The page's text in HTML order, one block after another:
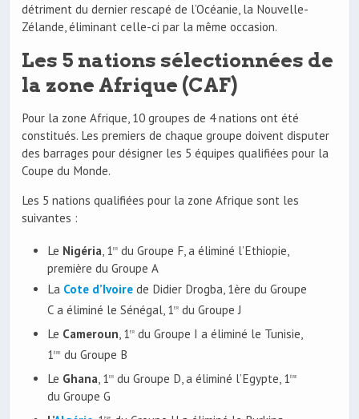
détriment du dernier rescapé de l’Océanie, la Nouvelle-
Zélande, éliminant celle-ci par la même occasion.
Les 5 nations sélectionnées de
la zone Afrique (CAF)
Pour la zone Afrique, 10 groupes de 4 nations ont été
constitués. Les premiers de chaque groupe doivent disputer
des barrages pour désigner les 5 équipes qualifiées pour la
Coupe du Monde.
Les 5 nations qualifiées pour la zone Afrique sont les
suivantes :
Le Nigéria, 1erdu Groupe F, a éliminé l’Ethiopie,
première du Groupe A
La Coted’Ivoirede Didier Drogba, 1ère du Groupe
C a éliminé le Sénégal, 1erdu Groupe J
Le Cameroun, 1erdu Groupe I a éliminé le Tunisie,
1ère du Groupe B
Le Ghana, 1erdu Groupe D, a éliminé l’Egypte, 1ère
du Groupe G